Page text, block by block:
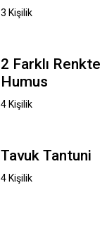
3 Kişilik
2 Farklı Renkte
Humus
4 Kişilik
Tavuk Tantuni
4 Kişilik